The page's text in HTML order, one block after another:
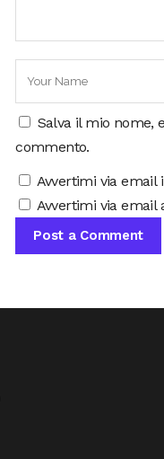
Salva il mio nome,
commento.
Avvertimi via email
Avvertimi via email